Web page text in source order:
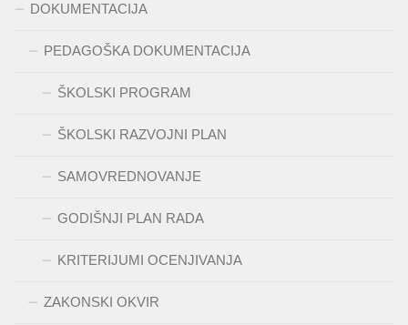
DOKUMENTACIJA
PEDAGOŠKA DOKUMENTACIJA
ŠKOLSKI PROGRAM
ŠKOLSKI RAZVOJNI PLAN
SAMOVREDNOVANJE
GODIŠNJI PLAN RADA
KRITERIJUMI OCENJIVANJA
ZAKONSKI OKVIR